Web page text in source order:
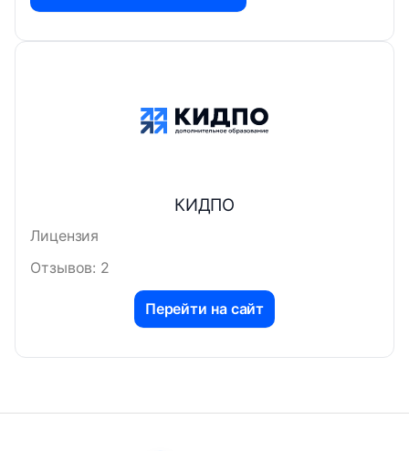
КИДПО
Лицензия
Отзывов: 2
Перейти на сайт